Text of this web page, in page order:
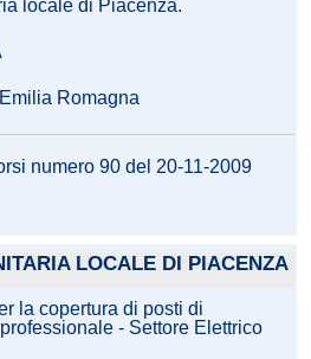
locale di Piacenza.
Romagna
numero 90 del 20-11-2009
LOCALE DI PIACENZA
la copertura di posti di
- Settore Elettrico